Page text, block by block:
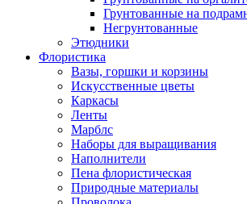
Грунтованные на
Негрунтованные
Этюдники
Флористика
Вазы, горшки и корзины
Искусственные цветы
Каркасы
Ленты
Марблс
Наборы для выращивания
Наполнители
Пена флористическая
Природные материалы